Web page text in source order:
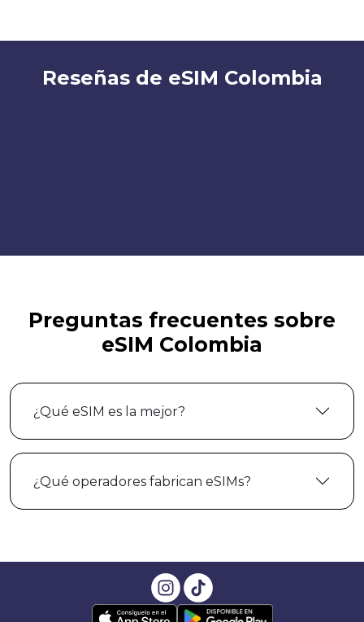
Reseñas de eSIM Colombia
Preguntas frecuentes sobre
eSIM Colombia
¿Qué eSIM es la mejor?
¿Qué operadores fabrican eSIMs?